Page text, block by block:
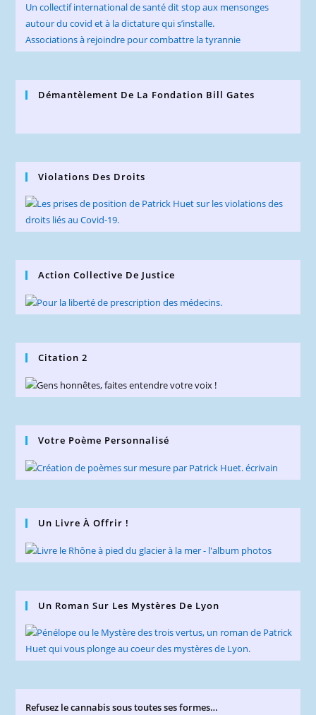
Un collectif international de santé dit stop aux mensonges
autour du covid et à la dictature qui s’installe.
Associations à rejoindre pour combattre la tyrannie
Démantèlement De La Fondation Bill Gates
Violations Des Droits
Action Collective De Justice
Citation 2
Votre Poème Personnalisé
Un Livre À Offrir !
Un Roman Sur Les Mystères De Lyon
Refusez le cannabis sous toutes ses formes…